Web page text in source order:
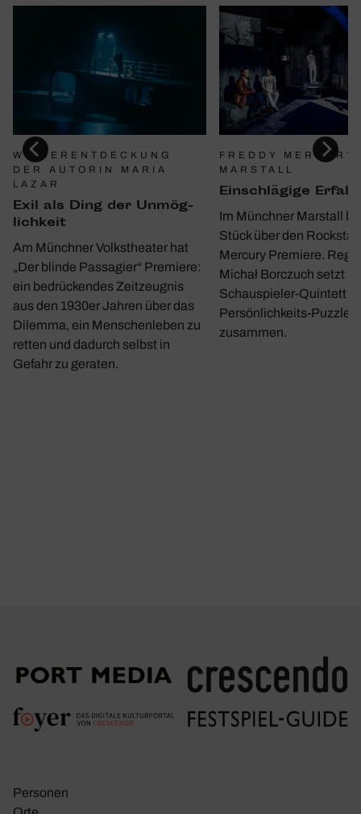
WIEDERENTDECKUNG
DER AUTORIN MARIA
LAZAR
Exil als Ding der Unmög­
lich­keit
Am Münchner Volkstheater hat
„Der blinde Passagier“ Premiere:
ein bedrückendes Zeitzeugnis
aus den 1930er Jahren über das
Dilemma, ein Menschenleben zu
retten und dadurch selbst in
Gefahr zu geraten.
FREDDY MERCURY
MARSTALL
Einschlä­gige
Im Münchner Marstall
Stück über den Rockstar
Mercury Premiere.
Michał Borczuch setzt
Schauspieler-Quintett
Persönlichkeits-Puzzle
zusammen.
Personen